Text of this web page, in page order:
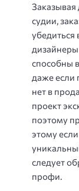
Заказывая
судии,
убедиться
способны
даже если
нет в
проект
поэтому
этому
следует
профи.